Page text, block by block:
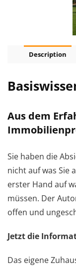
Description
Aus dem
Sie haben die
nicht auf was Sie
erster Hand auf
müssen. Der
offen und
Jetzt die
Das eigene